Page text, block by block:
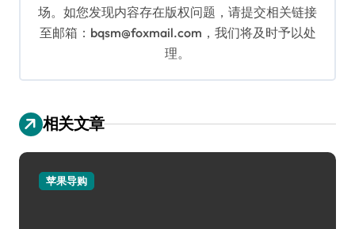
场。如您发现内容存在版权问题，请提交相关链接
至邮箱：bqsm@foxmail.com，我们将及时予以处
理。
相关文章
苹果导购